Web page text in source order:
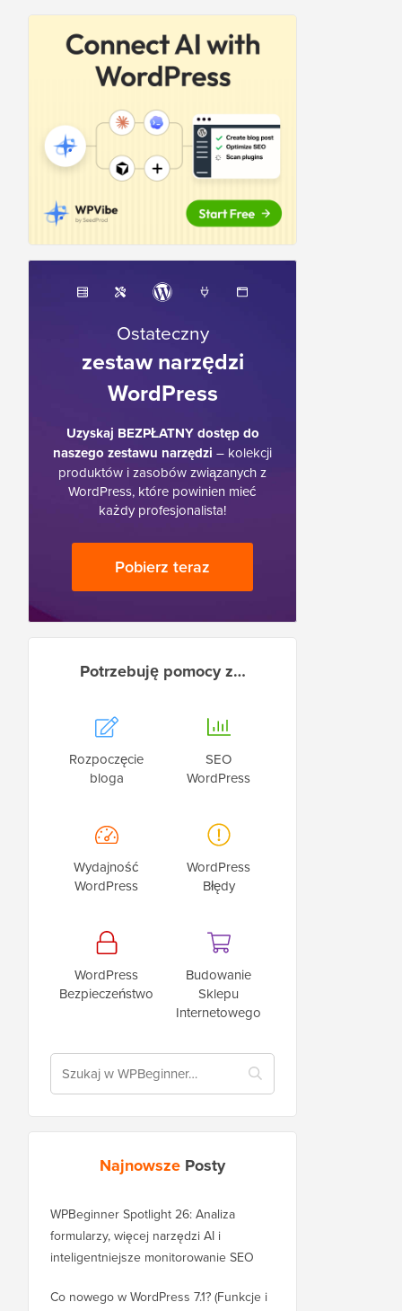
Ostateczny
zestaw narzędzi
WordPress
Uzyskaj BEZPŁATNY dostęp do
naszego zestawu narzędzi – kolekcji
produktów i zasobów związanych z
WordPress, które powinien mieć
każdy profesjonalista!
Pobierz teraz
Potrzebuję pomocy z…
Rozpoczęcie
bloga
SEO
WordPress
Wydajność
WordPress
WordPress
Błędy
WordPress
Bezpieczeństwo
Budowanie
Sklepu
Internetowego
Najnowsze Posty
WPBeginner Spotlight 26: Analiza
formularzy, więcej narzędzi AI i
inteligentniejsze monitorowanie SEO
Co nowego w WordPress 7.1? (Funkcje i